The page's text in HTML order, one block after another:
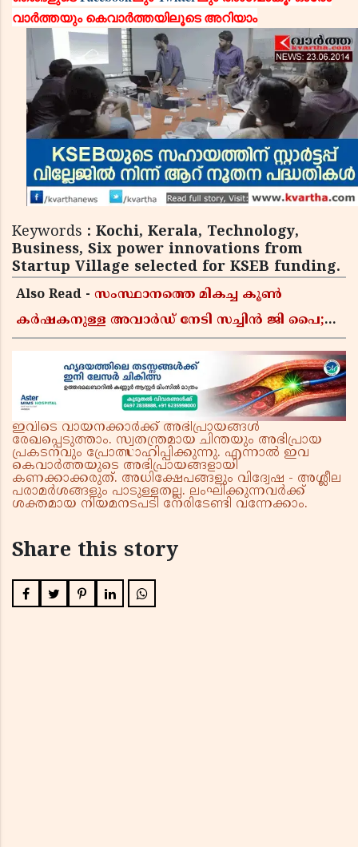
വാര്‍ത്തയും കെവാര്‍ത്തയിലൂടെ അറിയാം
Keywords : Kochi, Kerala, Technology,
Business, Six power innovations from
Startup Village selected for KSEB funding.
Also Read - സംസ്ഥാനത്തെ മികച്ച കൂൺ
കർഷകനുള്ള അവാർഡ് നേടി സച്ചിൻ ജി പൈ;
രൂപയുടെ വരുമാനം
ഇവിടെ വായനക്കാർക്ക് അഭിപ്രായങ്ങൾ
രേഖപ്പെടുത്താം. സ്വതന്ത്രമായ ചിന്തയും അഭിപ്രായ
പ്രകടനവും പ്രോത്സാഹിപ്പിക്കുന്നു. എന്നാൽ ഇവ
കെവാർത്തയുടെ അഭിപ്രായങ്ങളായി
കണക്കാക്കരുത്. അധിക്ഷേപങ്ങളും വിദ്വേഷ - അശ്ലീല
പരാമർശങ്ങളും പാടുള്ളതല്ല. ലംഘിക്കുന്നവർക്ക്
ശക്തമായ നിയമനടപടി നേരിടേണ്ടി വന്നേക്കാം.
Share this story